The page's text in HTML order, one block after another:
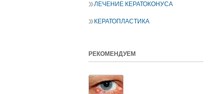
ЛЕЧЕНИЕ КЕРАТОКОНУСА
КЕРАТОПЛАСТИКА
РЕКОМЕНДУЕМ